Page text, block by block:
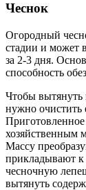
Чеснок
Огородный
стадии и может
за 2-3 дня.
способность
Чтобы вытянуть
нужно очистить
хозяйственным
Массу
прикладывают к
чесночную
вытянуть